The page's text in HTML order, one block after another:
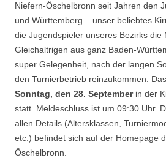
Niefern-Öschelbronn seit Jahren den
und Württemberg – unser beliebtes
die Jugendspieler unseres Bezirks die
Gleichaltrigen aus ganz Baden-
super Gelegenheit, nach der langen
den Turnierbetrieb reinzukommen.
Sonntag, den 28. Septemberin der
statt. Meldeschluss ist um 09:30 Uhr.
allen Details (Altersklassen,
etc.) befindet sich auf der Homepage
Öschelbronn.